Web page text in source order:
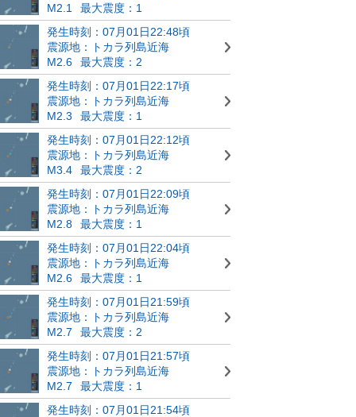
M2.1
最大震度：1
発生時刻：07月01日22:48頃
震源地：トカラ列島近海
M2.6
最大震度：2
発生時刻：07月01日22:17頃
震源地：トカラ列島近海
M2.3
最大震度：1
発生時刻：07月01日22:12頃
震源地：トカラ列島近海
M3.4
最大震度：2
発生時刻：07月01日22:09頃
震源地：トカラ列島近海
M2.8
最大震度：1
発生時刻：07月01日22:04頃
震源地：トカラ列島近海
M2.6
最大震度：1
発生時刻：07月01日21:59頃
震源地：トカラ列島近海
M2.7
最大震度：2
発生時刻：07月01日21:57頃
震源地：トカラ列島近海
M2.7
最大震度：1
発生時刻：07月01日21:54頃